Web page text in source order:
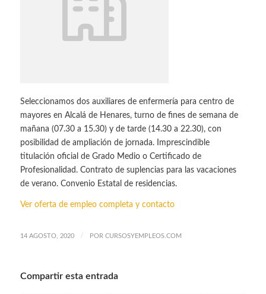
Seleccionamos dos auxiliares de enfermería para centro de
mayores en Alcalá de Henares, turno de fines de semana de
mañana (07.30 a 15.30) y de tarde (14.30 a 22.30), con
posibilidad de ampliación de jornada. Imprescindible
titulación oficial de Grado Medio o Certificado de
Profesionalidad. Contrato de suplencias para las vacaciones
de verano. Convenio Estatal de residencias.
Ver oferta de empleo completa y contacto
14 AGOSTO, 2020 / POR CURSOSYEMPLEOS.COM
Compartir esta entrada